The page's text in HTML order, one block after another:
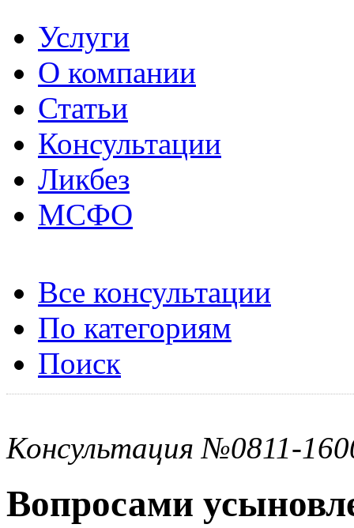
Услуги
О компании
Статьи
Консультации
Ликбез
МСФО
Все консультации
По категориям
Поиск
Консультация №0811-
Вопросами